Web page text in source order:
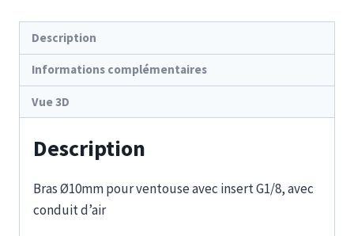
M5-
Description
Informations complémentaires
Vue 3D
Description
Bras Ø10mm pour ventouse avec insert G1/8, avec
conduit d’air